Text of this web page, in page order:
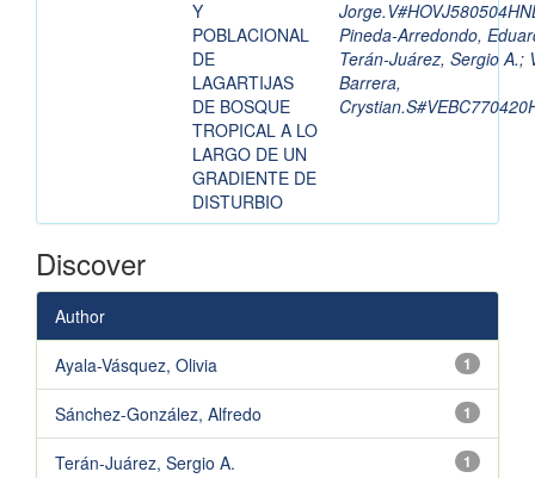
Y
POBLACIONAL
DE
LAGARTIJAS
DE BOSQUE
TROPICAL A LO
LARGO DE UN
GRADIENTE DE
DISTURBIO
Pineda-Arredondo,
Terán-Juárez, Sergio A.;
Barrera,
Discover
Author
1
Ayala-Vásquez, Olivia
1
Sánchez-González, Alfredo
1
Terán-Juárez, Sergio A.